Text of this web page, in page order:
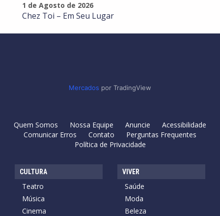
1 de Agosto de 2026
Chez Toi – Em Seu Lugar
Mercados por TradingView
Quem Somos Nossa Equipe Anuncie
Acessibilidade
Comunicar Erros
Contato
Perguntas Frequentes
Política de Privacidade
CULTURA
Teatro
Música
Cinema
VIVER
Saúde
Moda
Beleza